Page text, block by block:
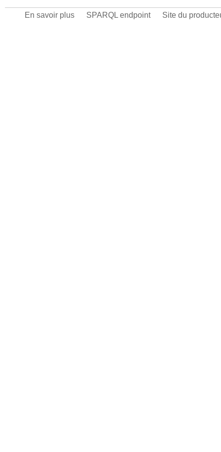
En savoir plus SPARQL endpoint Site du